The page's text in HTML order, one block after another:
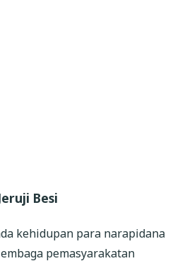
Besi
kehidupan para narapidana
pemasyarakatan